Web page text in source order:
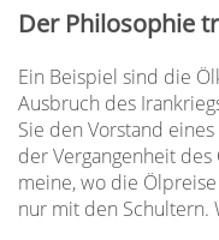
Der Philosophie
Ein Beispiel sind die
Ausbruch des
Sie den Vorstand
der Vergangenheit
meine, wo die
nur mit den Schultern.